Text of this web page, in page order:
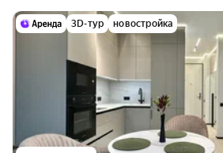
3D-тур новостройка